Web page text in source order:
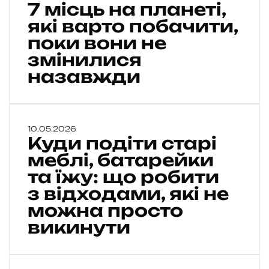
м
с
ц
ь
а
н
е
т
я
к
в
7 місць на планеті,
які варто побачити,
поки вони не
змінилися
назавжди
К
и
п
о
і
т
с
10.05.2026
Куди подіти старі
меблі, батарейки
та їжу: що робити
з відходами, які не
можна просто
викинути